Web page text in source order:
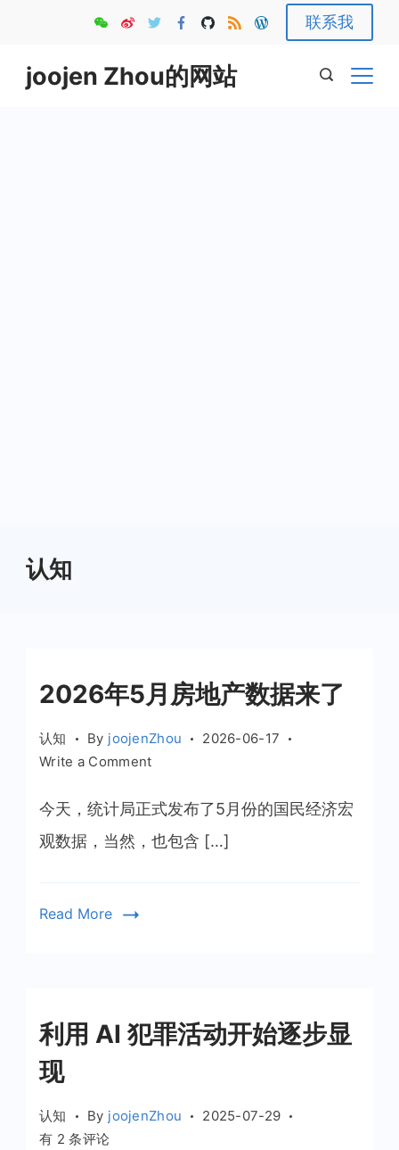
content
联系我
joojen Zhou的网站
认知
2026年5月房地产数据来了
认知 By joojenZhou
2026-06-17
Write a Commenton
年
5
月
今天，统计局正式发布了5月份的国民经济宏
观数据，当然，也包含 […]
Read More
利用 AI 犯罪活动开始逐步显
现
认知 By joojenZhou
2025-07-29
利
有 2 条评论